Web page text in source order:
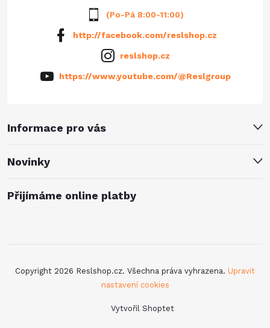
Informace pro vás
Novinky
(Po-Pá 8:00-11:00)
http://facebook.com/reslshop.cz
reslshop.cz
https://www.youtube.com/@Reslgroup
Přijímáme online platby
Vytvořil Shoptet
Copyright 2026 Reslshop.cz. Všechna práva vyhrazena. Upravit
nastavení cookies